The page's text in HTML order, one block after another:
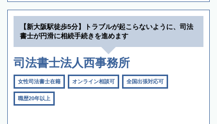
【新大阪駅徒歩5分】トラブルが起こらないように、司法
書士が円滑に相続手続きを進めます
司法書士法人西事務所
女性司法書士在籍 オンライン相談可 全国出張対応可
職歴20年以上